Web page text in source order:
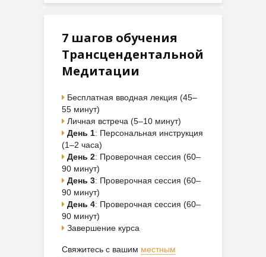
7 шагов обучения
Трансцендентальной
Медитации
Бесплатная вводная лекция (45–
55 минут)
Личная встреча (5–10 минут)
День 1: Персональная инструкция
(1–2 часа)
День 2: Проверочная сессия (60–
90 минут)
День 3: Проверочная сессия (60–
90 минут)
День 4: Проверочная сессия (60–
90 минут)
Завершение курса
Свяжитесь с вашим местным